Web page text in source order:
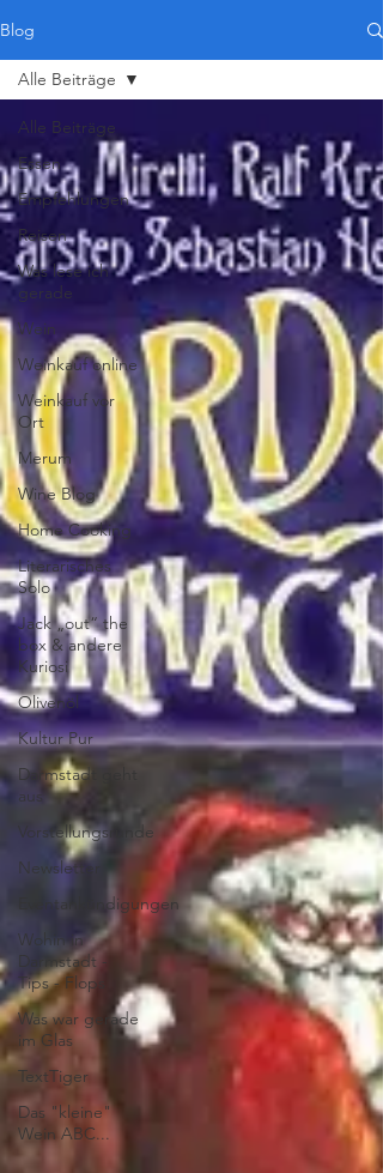
Blog
Alle Beiträge
Essen
Empfehlungen
Reisen
Was lese ich
gerade
Wein
Weinkauf online
Weinkauf vor
Ort
Merum
Wine Blog
Home Cooking
Literarisches
Solo
Jack „out“ the
box & andere
Kuriosi
Olivenöl
Kultur Pur
Darmstadt geht
aus
Vorstellungsrunde
Newsletter
Eventankündigungen
Wohin in
Darmstadt -
Tips - Flops
Was war gerade
im Glas
TextTiger
Das "kleine"
Wein ABC...
Alle Beiträge